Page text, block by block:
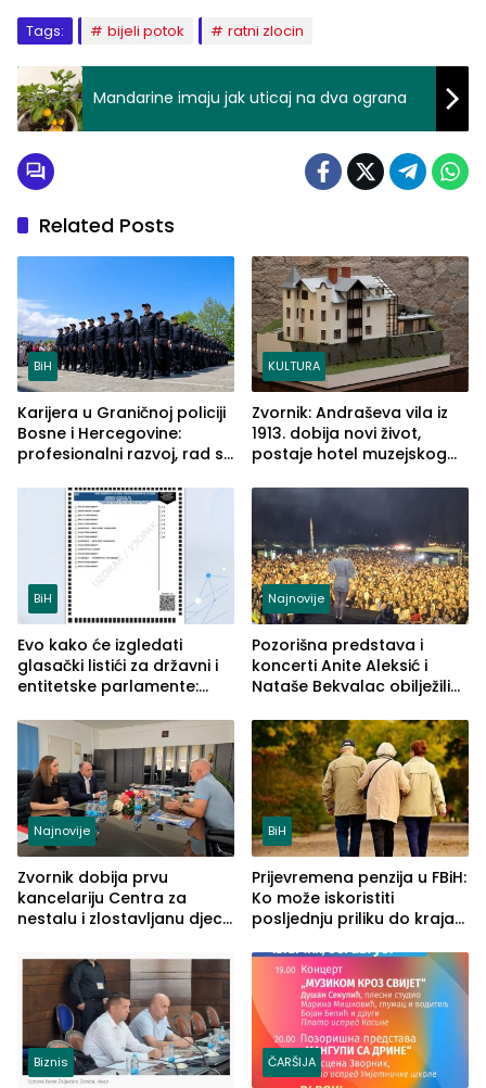
Tags: bijeli potok ratni zlocin
Mandarine imaju jak uticaj na dva ograna
Related Posts
BiH
Karijera u Graničnoj policiji
Bosne i Hercegovine:
profesionalni razvoj, rad sa
služba građanima
KULTURA
Zvornik: Andraševa vila iz
1913. dobija novi život,
postaje hotel muzejskog
BiH
Evo kako će izgledati
glasački listići za državni i
entitetske parlamente:
vidljive na njima
Najnovije
Pozorišna predstava i
koncerti Anite Aleksić i
Nataše Bekvalac obilježili
ljeta (FOTO)
Najnovije
Zvornik dobija prvu
kancelariju Centra za
nestalu i zlostavljanu djecu
BiH
Prijevremena penzija u FBiH:
Ko može iskoristiti
posljednju priliku do kraja
Biznis ČARŠIJA